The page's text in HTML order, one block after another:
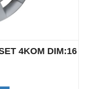
4KOM DIM:16